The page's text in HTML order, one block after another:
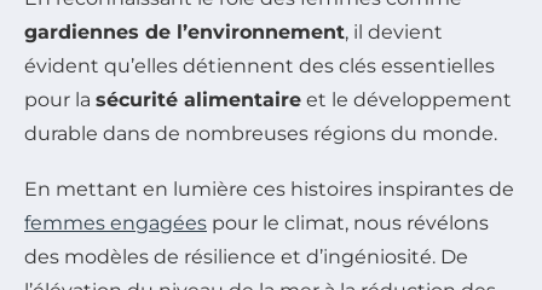
gardiennes de l’environnement, il devient
évident qu’elles détiennent des clés essentielles
pour la sécurité alimentaire et le développement
durable dans de nombreuses régions du monde.
En mettant en lumière ces histoires inspirantes de
femmes engagées pour le climat, nous révélons
des modèles de résilience et d’ingéniosité. De